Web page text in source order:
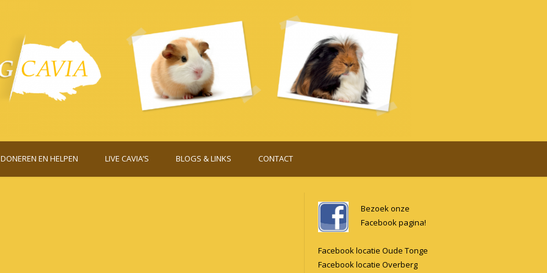
DONEREN EN HELPEN LIVE CAVIA’S BLOGS & LINKS CONTACT
Bezoek onze
Facebook pagina!
Facebook locatie Oude Tonge
Facebook locatie Overberg